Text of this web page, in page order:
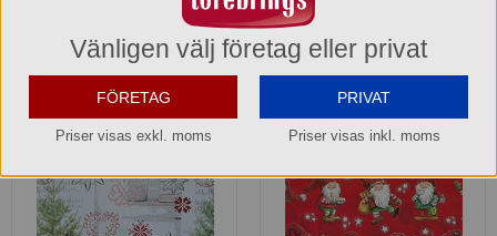
Vänligen välj företag eller privat
FÖRETAG
Priser visas exkl. moms
PRIVAT
Priser visas inkl. moms